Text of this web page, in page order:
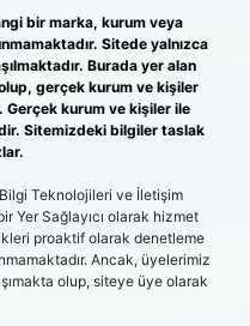
bir marka, kurum veya
Sitede yalnızca
Burada yer alan
gerçek kurum ve kişiler
Gerçek kurum ve kişiler ile
Sitemizdeki bilgiler taslak
Teknolojileri ve İletişim
Yer Sağlayıcı olarak hizmet
proaktif olarak denetleme
Ancak, üyelerimiz
olup, siteye üye olarak